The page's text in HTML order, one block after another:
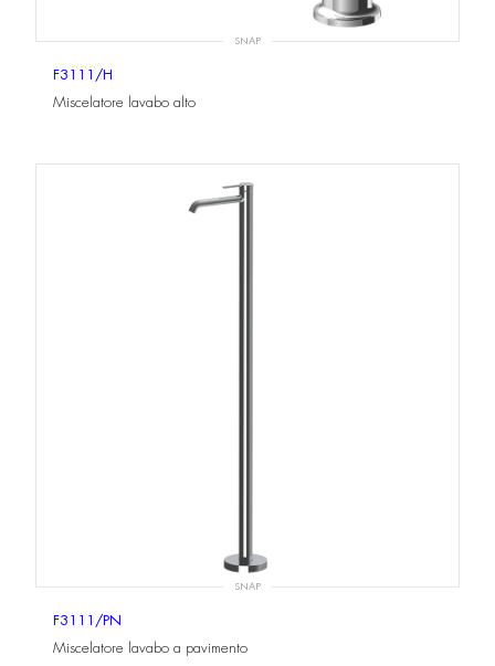
SNAP
F3111/H
Miscelatore lavabo alto
SNAP
F3111/PN
Miscelatore lavabo a pavimento